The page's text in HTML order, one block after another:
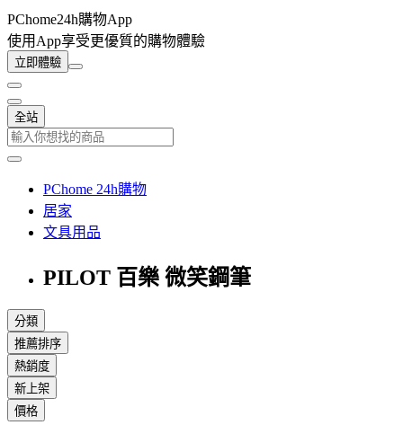
PChome24h購物App
使用App享受更優質的購物體驗
立即體驗
全站
PChome 24h購物
居家
文具用品
PILOT 百樂 微笑鋼筆
分類
推薦排序
熱銷度
新上架
價格